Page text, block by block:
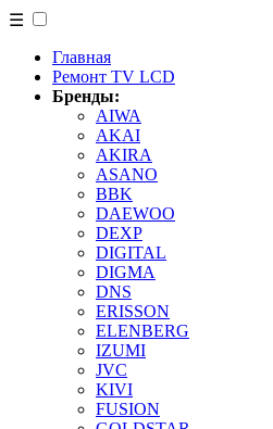
☰
Главная
Ремонт TV LCD
Бренды:
AIWA
AKAI
AKIRA
ASANO
BBK
DAEWOO
DEXP
DIGITAL
DIGMA
DNS
ERISSON
ELENBERG
IZUMI
JVC
KIVI
FUSION